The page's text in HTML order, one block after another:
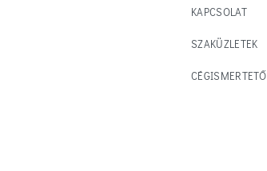
KAPCSOLAT
SZAKÜZLETEK
CÉGISMERTETŐ